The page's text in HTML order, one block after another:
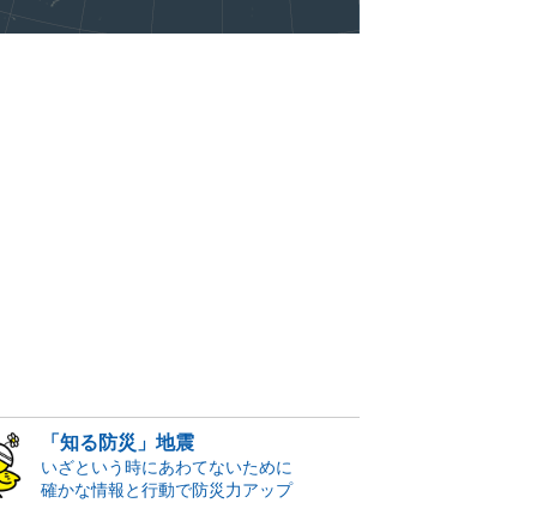
「知る防災」地震
いざという時にあわてないために
確かな情報と行動で防災力アップ